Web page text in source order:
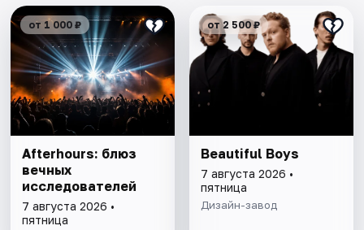
от 1 000 ₽
Afterhours: блюз
вечных
исследователей
7 августа 2026 •
пятница
от 2 500 ₽
Beautiful Boys
7 августа 2026 •
пятница
Дизайн-завод